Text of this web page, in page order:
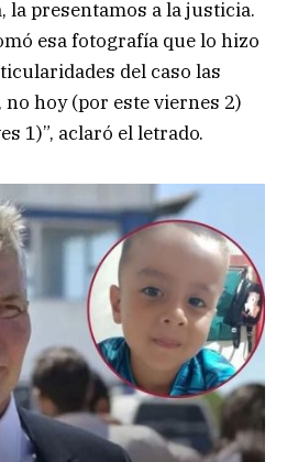
la presentamos a la justicia.
esa fotografía que lo hizo
del caso las
no hoy (por este viernes 2)
1)”, aclaró el letrado.